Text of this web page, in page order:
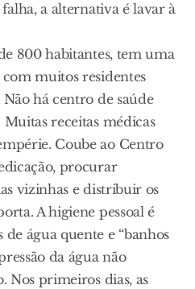
a alternativa é lavar à
800 habitantes, tem uma
muitos residentes
há centro de saúde
receitas médicas
Coube ao Centro
procurar
vizinhas e distribuir os
A higiene pessoal é
de água quente e “banhos
da água não
Nos primeiros dias, as